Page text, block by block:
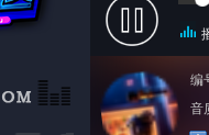
编
音